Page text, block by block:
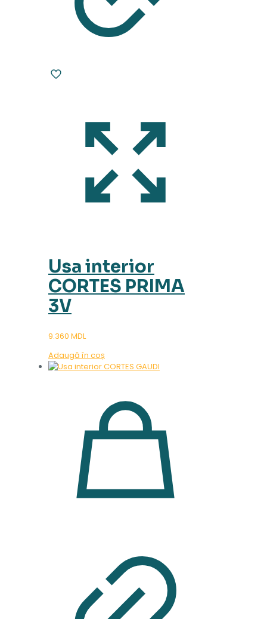
Usa interior
CORTES PRIMA
3V
9.360 MDL
Adaugă în coș